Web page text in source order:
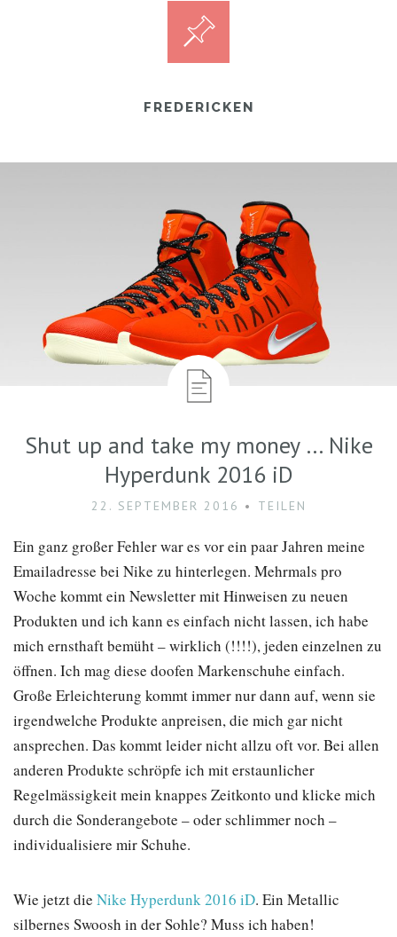
FREDERICKEN
Shut up and take my money … Nike
Hyperdunk 2016 iD
22. SEPTEMBER 2016 TEILEN
Ein ganz großer Fehler war es vor ein paar Jahren meine
Emailadresse bei Nike zu hinterlegen. Mehrmals pro
Woche kommt ein Newsletter mit Hinweisen zu neuen
Produkten und ich kann es einfach nicht lassen, ich habe
mich ernsthaft bemüht – wirklich (!!!!), jeden einzelnen zu
öffnen. Ich mag diese doofen Markenschuhe einfach.
Große Erleichterung kommt immer nur dann auf, wenn sie
irgendwelche Produkte anpreisen, die mich gar nicht
ansprechen. Das kommt leider nicht allzu oft vor. Bei allen
anderen Produkte schröpfe ich mit erstaunlicher
Regelmässigkeit mein knappes Zeitkonto und klicke mich
durch die Sonderangebote – oder schlimmer noch –
individualisiere mir Schuhe.
Wie jetzt die Nike Hyperdunk 2016 iD. Ein Metallic
silbernes Swoosh in der Sohle? Muss ich haben!